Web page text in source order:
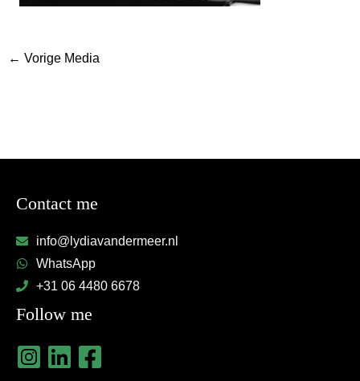
← Vorige Media
Contact me
info@lydiavandermeer.nl
WhatsApp
+31 06 4480 6678
Follow me